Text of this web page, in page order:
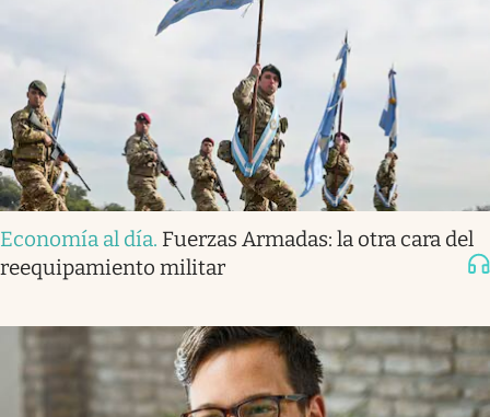
Economía al día. Fuerzas Armadas: la otra cara del
reequipamiento militar